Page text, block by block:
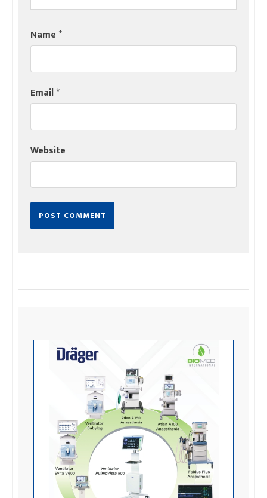
Name*
Email*
Website